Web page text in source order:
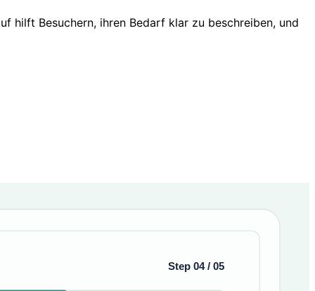
hilft Besuchern, ihren Bedarf klar zu beschreiben, und